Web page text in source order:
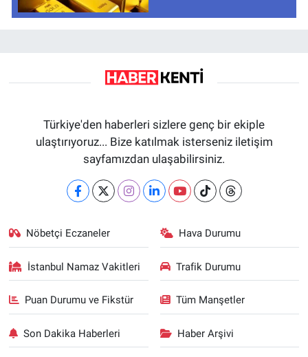
Türkiye'den haberleri sizlere genç bir ekiple
ulaştırıyoruz... Bize katılmak isterseniz iletişim
sayfamızdan ulaşabilirsiniz.
Nöbetçi Eczaneler Hava Durumu
İstanbul Namaz Vakitleri Trafik Durumu
Puan Durumu ve Fikstür Tüm Manşetler
Son Dakika Haberleri Haber Arşivi